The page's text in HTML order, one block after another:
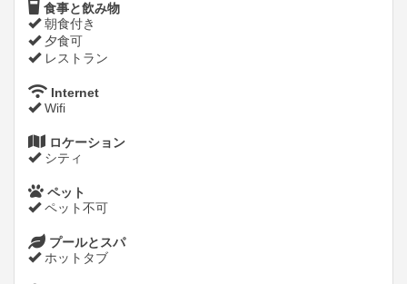
食事と飲み物
朝食付き
夕食可
レストラン
Internet
Wifi
ロケーション
シティ
ペット
ペット不可
プールとスパ
ホットタブ